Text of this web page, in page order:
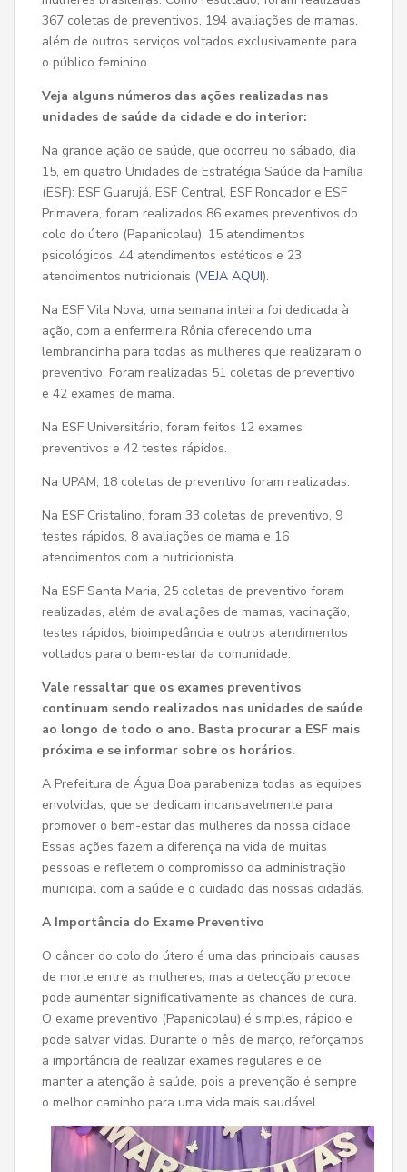
367 coletas de preventivos, 194 avaliações de mamas,
além de outros serviços voltados exclusivamente para
o público feminino.
Veja alguns números das ações realizadas nas
unidades de saúde da cidade e do interior:
Na grande ação de saúde, que ocorreu no sábado, dia
15, em quatro Unidades de Estratégia Saúde da Família
(ESF): ESF Guarujá, ESF Central, ESF Roncador e ESF
Primavera, foram realizados 86 exames preventivos do
colo do útero (Papanicolau), 15 atendimentos
psicológicos, 44 atendimentos estéticos e 23
atendimentos nutricionais (VEJA AQUI).
Na ESF Vila Nova, uma semana inteira foi dedicada à
ação, com a enfermeira Rônia oferecendo uma
lembrancinha para todas as mulheres que realizaram o
preventivo. Foram realizadas 51 coletas de preventivo
e 42 exames de mama.
Na ESF Universitário, foram feitos 12 exames
preventivos e 42 testes rápidos.
Na UPAM, 18 coletas de preventivo foram realizadas.
Na ESF Cristalino, foram 33 coletas de preventivo, 9
testes rápidos, 8 avaliações de mama e 16
atendimentos com a nutricionista.
Na ESF Santa Maria, 25 coletas de preventivo foram
realizadas, além de avaliações de mamas, vacinação,
testes rápidos, bioimpedância e outros atendimentos
voltados para o bem-estar da comunidade.
Vale ressaltar que os exames preventivos
continuam sendo realizados nas unidades de saúde
ao longo de todo o ano. Basta procurar a ESF mais
próxima e se informar sobre os horários.
A Prefeitura de Água Boa parabeniza todas as equipes
envolvidas, que se dedicam incansavelmente para
promover o bem-estar das mulheres da nossa cidade.
Essas ações fazem a diferença na vida de muitas
pessoas e refletem o compromisso da administração
municipal com a saúde e o cuidado das nossas cidadãs.
A Importância do Exame Preventivo
O câncer do colo do útero é uma das principais causas
de morte entre as mulheres, mas a detecção precoce
pode aumentar significativamente as chances de cura.
O exame preventivo (Papanicolau) é simples, rápido e
pode salvar vidas. Durante o mês de março, reforçamos
a importância de realizar exames regulares e de
manter a atenção à saúde, pois a prevenção é sempre
o melhor caminho para uma vida mais saudável.